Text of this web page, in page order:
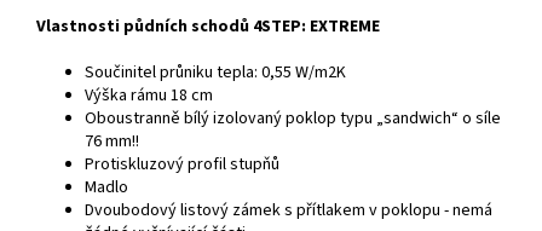
Vlastnosti půdních schodů 4STEP: EXTREME
Součinitel průniku tepla: 0,55 W/m2K
Výška rámu 18 cm
Oboustranně bílý izolovaný poklop typu „sandwich“ o síle
76 mm!!
Protiskluzový profil stupňů
Madlo
Dvoubodový listový zámek s přítlakem v poklopu - nemá